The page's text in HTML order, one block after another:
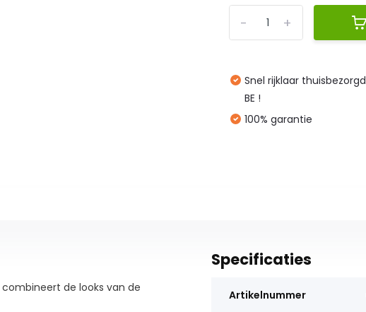
+
-
Snel rijklaar
BE !
100% garantie
de looks van de
Specificaties
Artikelnummer